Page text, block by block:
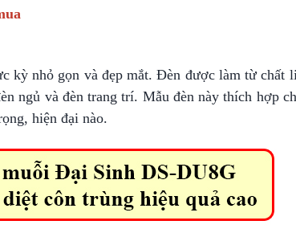
kỳ nhỏ gọn và đẹp mắt. Đèn được làm từ chất
ngủ và đèn trang trí. Mẫu đèn này thích hợp
hiện đại nào.